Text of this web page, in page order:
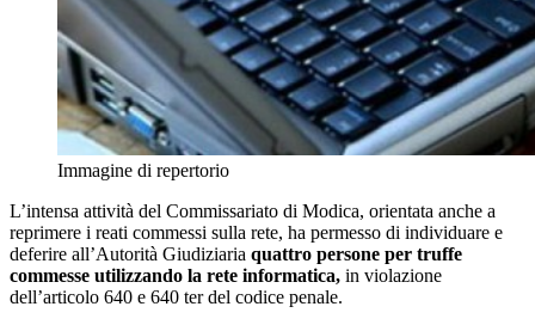
Immagine di repertorio
L’intensa attività del Commissariato di Modica, orientata anche a
reprimere i reati commessi sulla rete, ha permesso di individuare e
deferire all’Autorità Giudiziaria quattro persone per truffe
commesse utilizzando la rete informatica, in violazione
dell’articolo 640 e 640 ter del codice penale.